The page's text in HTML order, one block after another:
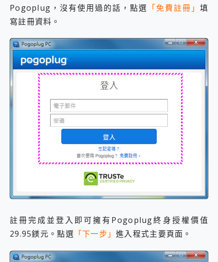
Pogoplug，沒有使用過的話，點選 「免費註冊」 填
寫註冊資料。
註冊完成並登入即可擁有Pogoplug終身授權價值
29.95鎂元。點選 「下一步」進入程式主要頁面。